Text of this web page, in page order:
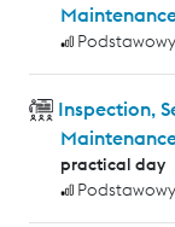
Podstawowy
Inspection,
practical day
Podstawowy